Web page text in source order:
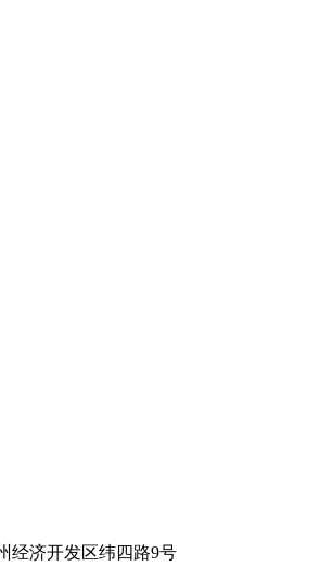
经济开发区纬四路9号